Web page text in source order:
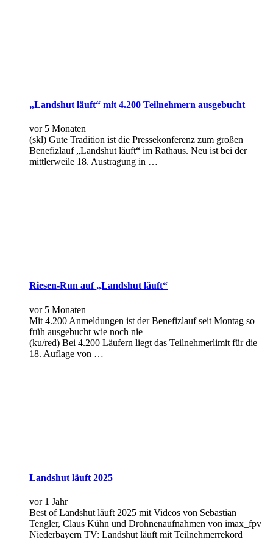
„Landshut läuft“ mit 4.200 Teilnehmern ausgebucht
vor 5 Monaten
(skl) Gute Tradition ist die Pressekonferenz zum großen
Benefizlauf „Landshut läuft“ im Rathaus. Neu ist bei der
mittlerweile 18. Austragung in …
Riesen-Run auf „Landshut läuft“
vor 5 Monaten
Mit 4.200 Anmeldungen ist der Benefizlauf seit Montag so
früh ausgebucht wie noch nie
(ku/red) Bei 4.200 Läufern liegt das Teilnehmerlimit für die
18. Auflage von …
Landshut läuft 2025
vor 1 Jahr
Best of Landshut läuft 2025 mit Videos von Sebastian
Tengler, Claus Kühn und Drohnenaufnahmen von imax_fpv
Niederbayern TV: Landshut läuft mit Teilnehmerrekord